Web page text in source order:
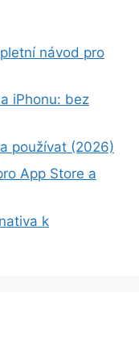
návod pro
iPhonu: bez
používat (2026)
App Store a
k